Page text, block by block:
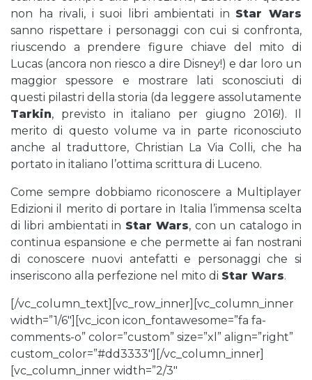
non ha rivali, i suoi libri ambientati in Star Wars
sanno rispettare i personaggi con cui si confronta,
riuscendo a prendere figure chiave del mito di
Lucas (ancora non riesco a dire Disney!) e dar loro un
maggior spessore e mostrare lati sconosciuti di
questi pilastri della storia (da leggere assolutamente
Tarkin, previsto in italiano per giugno 2016!). Il
merito di questo volume va in parte riconosciuto
anche al traduttore, Christian La Via Colli, che ha
portato in italiano l’ottima scrittura di Luceno.
Come sempre dobbiamo riconoscere a Multiplayer
Edizioni il merito di portare in Italia l’immensa scelta
di libri ambientati in Star Wars, con un catalogo in
continua espansione e che permette ai fan nostrani
di conoscere nuovi antefatti e personaggi che si
inseriscono alla perfezione nel mito di Star Wars.
[/vc_column_text][vc_row_inner][vc_column_inner
width=”1/6″][vc_icon icon_fontawesome=”fa fa-
comments-o” color=”custom” size=”xl” align=”right”
custom_color=”#dd3333″][/vc_column_inner]
[vc_column_inner width=”2/3″